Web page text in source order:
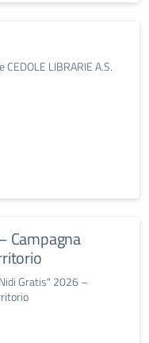
LIBRARIE A.S.
Campagna
Gratis" 2026 –